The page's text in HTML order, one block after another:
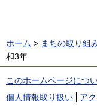
ホーム > まちの取り組
和3年
このホームページにつ
個人情報取り扱い
ア